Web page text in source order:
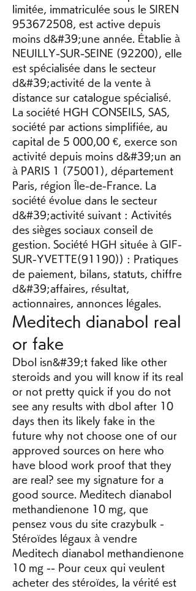
limitée, immatriculée sous le SIREN
953672508, est active depuis
moins d&#39;une année. Établie à
NEUILLY-SUR-SEINE (92200), elle
est spécialisée dans le secteur
d&#39;activité de la vente à
distance sur catalogue spécialisé.
La société HGH CONSEILS, SAS,
société par actions simplifiée, au
capital de 5 000,00 €, exerce son
activité depuis moins d&#39;un an
à PARIS 1 (75001), département
Paris, région Île-de-France. La
société évolue dans le secteur
d&#39;activité suivant : Activités
des sièges sociaux conseil de
gestion. Société HGH située à GIF-
SUR-YVETTE(91190)) : Pratiques
de paiement, bilans, statuts, chiffre
d&#39;affaires, résultat,
actionnaires, annonces légales.
Meditech dianabol real
or fake
Dbol isn&#39;t faked like other
steroids and you will know if its real
or not pretty quick if you do not
see any results with dbol after 10
days then its likely fake in the
future why not choose one of our
approved sources on here who
have blood work proof that they
are real? see my signature for a
good source. Meditech dianabol
methandienone 10 mg, que
pensez vous du site crazybulk -
Stéroïdes légaux à vendre
Meditech dianabol methandienone
10 mg -- Pour ceux qui veulent
acheter des stéroïdes, la vérité est